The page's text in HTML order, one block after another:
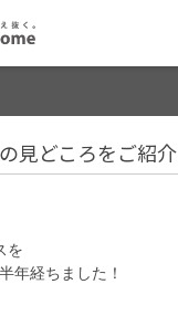
ホームの特長
ン
見どころをご紹介
を
年経ちました！